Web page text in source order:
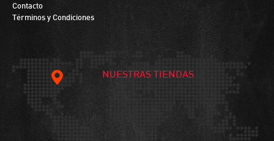
Contacto
Términos y Condiciones
NUESTRAS TIENDAS